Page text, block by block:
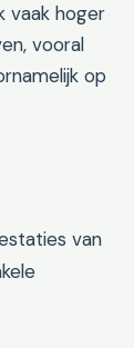
vaak hoger
vooral
op
van